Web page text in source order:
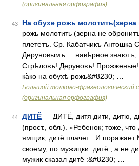
(оригинальная орфография)
43 На обухе рожь молотить(зерна
рожь молотить (зерна не
плететъ. Ср. Кабатчикъ Антошка
Деруновымъ ... навѣрное знаютъ,
Стрѣловъ! Деруновъ! Прожженые!
ка̀ко на обухѣ рожь&#8230; …
Большой толково-фразеологический
(оригинальная орфография)
44 ДИТЁ — ДИТЁ, дитя дити, дитю,
(прост., обл.). «Ребенок; тоже, что
ямщик, дитё плачет . И поражает
своему, по мужицки: дитё , а не
мужик сказал дитё :&#8230; …